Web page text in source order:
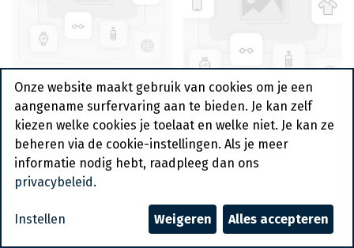
Karton Schaal Ovaal
Triplex
P18/5/14x22x3,2cm
250st
Karton Schaal vlak C4
(11x24cm) 250 st
Onze website maakt gebruik van cookies om je een
aangename surfervaring aan te bieden. Je kan zelf
kiezen welke cookies je toelaat en welke niet. Je kan ze
beheren via de cookie-instellingen. Als je meer
informatie nodig hebt, raadpleeg dan ons
privacybeleid .
Instellen Weigeren Alles accepteren